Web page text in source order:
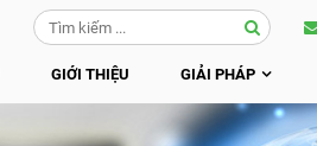
GIỚI THIỆU GIẢI PHÁP